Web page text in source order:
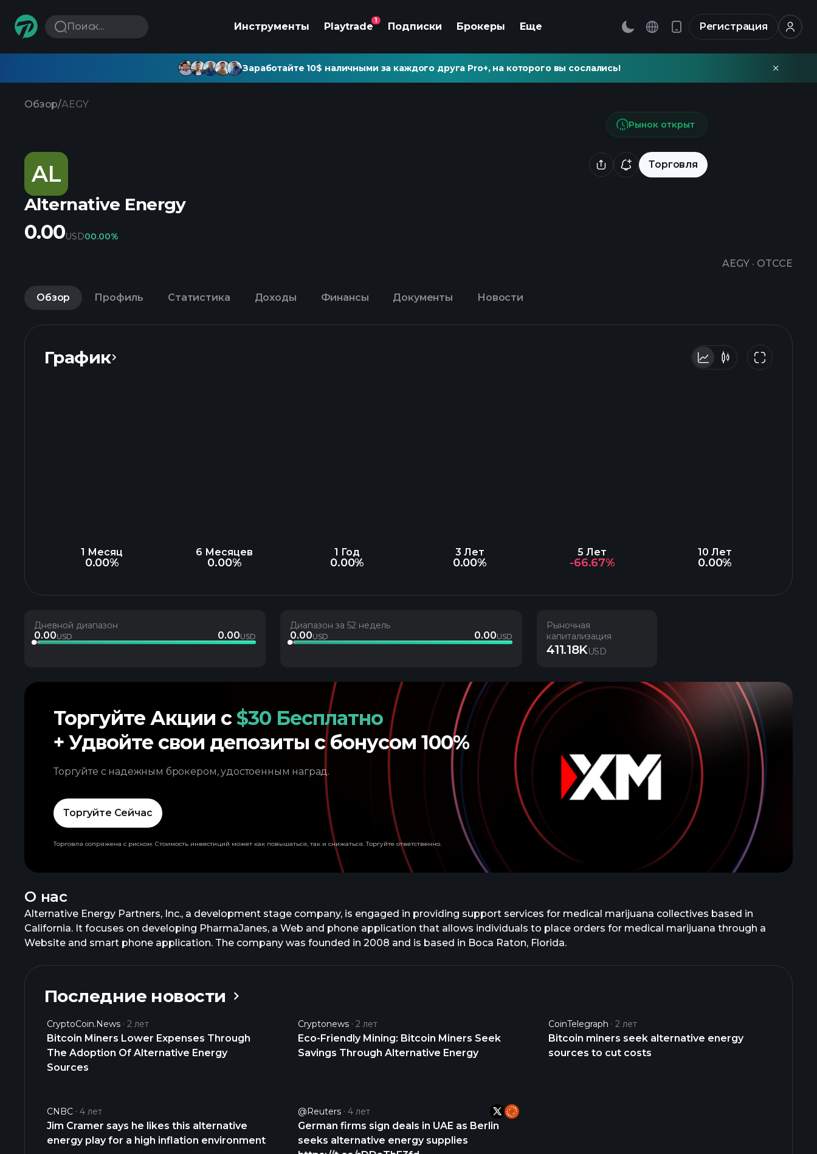
Поиск... Инструменты Playtrade
1
Подписки Брокеры Еще Регистрация
Заработайте 10$ наличными за каждого друга Pro+, на которого вы сослались!
Обзор/AEGY
AL Торговля
Alternative Energy
AEGY · OTCCE
Рынок открыт
0.00USD00.00%
Обзор Профиль Статистика Доходы Финансы Документы Новости
График
1 Месяц
0.00%
6 Месяцев
0.00%
1 Год
0.00%
3 Лет
0.00%
5 Лет
-66.67%
10 Лет
0.00%
Последние новости
CryptoCoin.News 2 лет
Bitcoin Miners Lower Expenses Through
The Adoption Of Alternative Energy
Sources
Cryptonews 2 лет
Eco-Friendly Mining: Bitcoin Miners Seek
Savings Through Alternative Energy
CoinTelegraph 2 лет
Bitcoin miners seek alternative energy
sources to cut costs
CNBC 4 лет
Jim Cramer says he likes this alternative
energy play for a high inflation environment
@Reuters 4 лет
German firms sign deals in UAE as Berlin
seeks alternative energy supplies
Дневной диапазон
0.00USD 0.00USD
Диапазон за 52 недель
0.00USD 0.00USD
Рыночная
капитализация
411.18KUSD
О нас
Alternative Energy Partners, Inc., a development stage company, is engaged in providing support services for medical marijuana collectives based in
California. It focuses on developing PharmaJanes, a Web and phone application that allows individuals to place orders for medical marijuana through a
Website and smart phone application. The company was founded in 2008 and is based in Boca Raton, Florida.
Торгуйте Акции с$30 Бесплатно
+ Удвойте свои депозиты с бонусом 100%
Торгуйте с надежным брокером, удостоенным наград.
Торгуйте Сейчас
Торговля сопряжена с риском. Стоимость инвестиций может как повышаться, так и снижаться. Торгуйте ответственно.